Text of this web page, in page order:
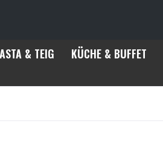
& TEIG KÜCHE & BUFFET